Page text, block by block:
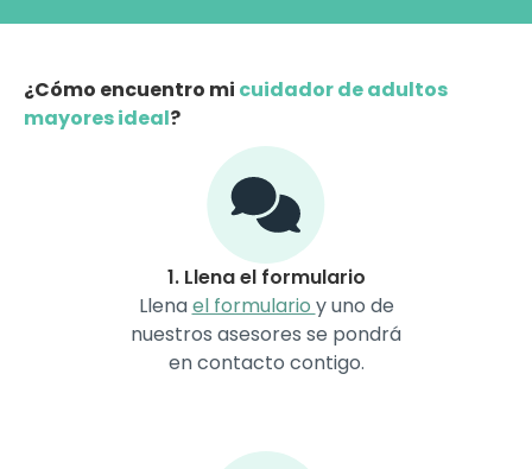
¿Cómo encuentro mi cuidador de adultos
mayores ideal?
1. Llena el formulario
Llenael formulario y uno de
nuestros asesores se pondrá
en contacto contigo.